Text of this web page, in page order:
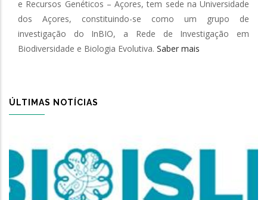
e Recursos Genéticos – Açores, tem sede na Universidade
dos Açores, constituindo-se como um grupo de
investigação do InBIO, a Rede de Investigação em
Biodiversidade e Biologia Evolutiva. Saber mais
ÚLTIMAS NOTÍCIAS